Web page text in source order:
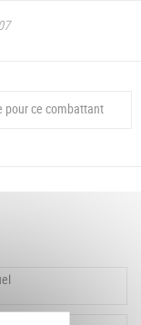
pour ce combattant